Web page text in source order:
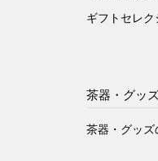
ギフトセレク
茶器・グッ
茶器・グッ